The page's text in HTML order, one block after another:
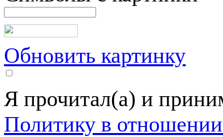
Обновить картинку
Я прочитал(а) и
Политику в